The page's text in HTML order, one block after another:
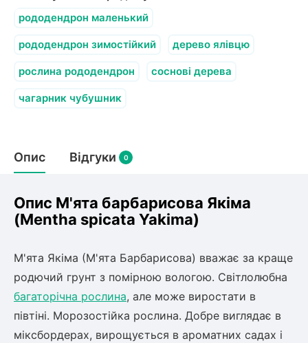
Мирт
Персик
Айва
Шовковиця
Смородина
Агрус
Виноград
Ківі
Декоративні кущі
Пієріс Японський
Барбарис
Спірея
Азалія
Бузок
Жасмин (Чубушник)
Будлея
Лавровишня
Кизильник
Сітка затіняюча
Граблі тракторні
Сажалки для чеснока
рододендрон маленький
рододендрон зимостійкий дерево ялівцю
рослина рододендрон соснові дерева
чагарник чубушник
Опис Відгуки 0
Опис М'ята барбарисова Якіма
(Mentha spicata Yakima)
М'ята Якіма (М'ята Барбарисова) вважає за краще
родючий грунт з помірною вологою. Світлолюбна
багаторічна рослина, але може виростати в
півтіні. Морозостійка рослина. Добре виглядає в
міксбордерах, вирощується в ароматних садах і